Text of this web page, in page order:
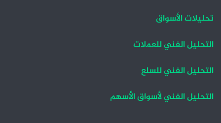
تحليلات الأسواق
التحليل الفني للعملات
التحليل الفني للسلع
التحليل الفني لأسواق الأسهم